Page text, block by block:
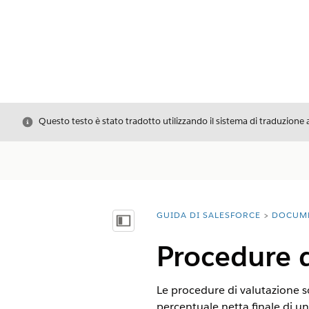
Chiudi
Questo testo è stato tradotto utilizzando il sistema di
Mostra sommario
Ti trovi qui:
GUIDA DI SALESFORCE
Procedure
Le procedure di valutazione